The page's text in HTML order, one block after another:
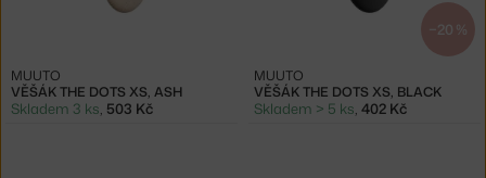
VĚŠÁK THE DOTS XS, ASH
MUUTO
Skladem 3 ks, 503 Kč
−20 %
VĚŠÁK THE DOTS XS, BLACK
MUUTO
Skladem > 5 ks, 402 Kč